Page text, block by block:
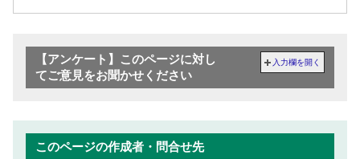
【アンケート】このページに対し
てご意見をお聞かせください
入力欄を開く
このページの作成者・問合せ先